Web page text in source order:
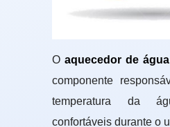
O aquecedor de
componente
temperatura da
confortáveis durante o